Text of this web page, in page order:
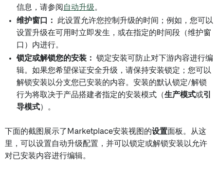
信息，请参阅 自动升级。
维护窗口：
此设置允许您控制升级的时间；例如，您可以
设置升级在可用时立即发生，或在指定的时间段（维护窗
口）内进行。
锁定或解锁您的安装：
锁定安装可防止对下游内容进行编
辑。如果您希望保证安全升级，请保持安装锁定；您可以
解锁安装以分支您已安装的内容。安装的默认锁定/解锁
行为将取决于产品搭建者指定的安装模式（生产模式或引
导模式）。
下面的截图展示了Marketplace安装视图的设置面板。从这
里，可以设置自动升级配置，并可以锁定或解锁安装以允许
对已安装内容进行编辑。